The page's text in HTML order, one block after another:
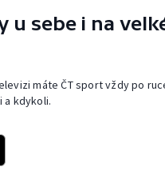
u sebe i na
máte ČT sport vždy po
a kdykoli.